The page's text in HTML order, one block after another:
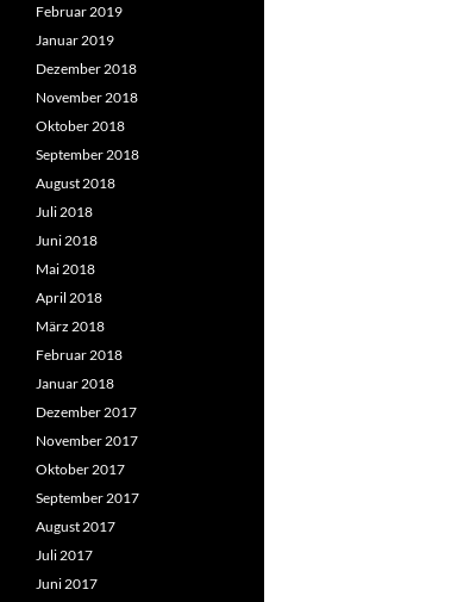
Februar 2019
Januar 2019
Dezember 2018
November 2018
Oktober 2018
September 2018
August 2018
Juli 2018
Juni 2018
Mai 2018
April 2018
März 2018
Februar 2018
Januar 2018
Dezember 2017
November 2017
Oktober 2017
September 2017
August 2017
Juli 2017
Juni 2017